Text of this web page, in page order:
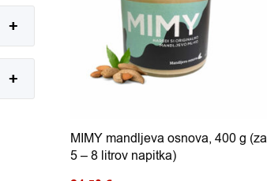
MIMY mandljeva osnova, 400 g (za
5 – 8 litrov napitka)